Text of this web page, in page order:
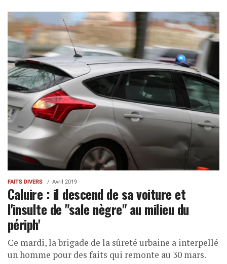
FAITS DIVERS Avril 2019
Caluire : il descend de sa voiture et
l'insulte de "sale nègre" au milieu du
périph'
Ce mardi, la brigade de la sûreté urbaine a interpellé
un homme pour des faits qui remonte au 30 mars.